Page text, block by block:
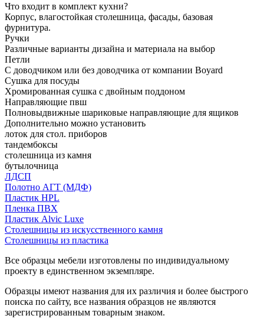
Что входит в комплект кухни?
Корпус, влагостойкая столешница, фасады, базовая
фурнитура.
Ручки
Различные варианты дизайна и материала на выбор
Петли
С доводчиком или без доводчика от компании Boyard
Сушка для посуды
Хромированная сушка с двойным поддоном
Направляющие пвш
Полновыдвижные шариковые направляющие для ящиков
Дополнительно можно установить
лоток для стол. приборов
тандембоксы
столешница из камня
бутылочница
ЛДСП
Полотно АГТ (МДФ)
Пластик HPL
Пленка ПВХ
Пластик Alvic Luxe
Столешницы из искусственного камня
Столешницы из пластика
Все образцы мебели изготовлены по индивидуальному
проекту в единственном экземпляре.
Образцы имеют названия для их различия и более быстрого
поиска по сайту, все названия образцов не являются
зарегистрированным товарным знаком.